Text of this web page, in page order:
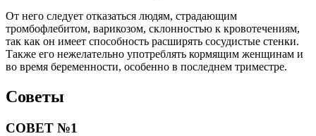
От него следует отказаться людям, страдающим
тромбофлебитом, варикозом, склонностью к кровотечениям,
так как он имеет способность расширять сосудистые стенки.
Также его нежелательно употреблять кормящим женщинам и
во время беременности, особенно в последнем триместре.
Советы
СОВЕТ №1